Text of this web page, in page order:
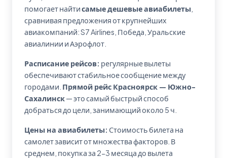
помогает найтисамые дешевые авиабилеты
сравнивая предложения от крупнейших
авиакомпаний: S7 Airlines, Победа, Уральские
авиалинии и Аэрофлот.
Расписание рейсов: регулярные вылеты
обеспечивают стабильное сообщение между
городами. Прямой рейс Красноярск — Южно-
Сахалинск— это самый быстрый способ
добраться до цели, занимающий около 5 ч.
Цены на авиабилеты: Стоимость билета на
самолет зависит от множества факторов. В
среднем, покупка за 2-3 месяца до вылета